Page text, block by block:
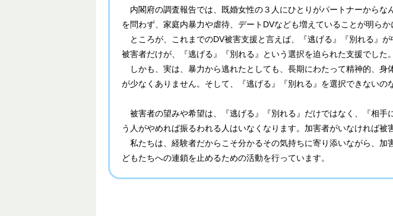
内閣府の調査報告では、既婚女性の３人にひとりがパートナーから
を問わず、家庭内暴力や虐待、デートDVなども増えていることが明ら
ところが、これまでのDV被害支援と言えば、『逃げる』『別れる』
被害者だけが、『逃げる』『別れる』という選択を迫られた支援でした。
しかも、実は、暴力から逃れたとしても、長期にわたって精神的、
が少なくありません。そして、『逃げる』『別れる』を選択できないの
被害者の望みや希望は、『逃げる』『別れる』だけではなく、『相
う人がやめれば振るわれる人はいなくなります。加害者がいなければ被
私たちは、経験者だからこそ分かるその気持ちに寄り添いながら、
どもたちへの連鎖を止めるための活動を行っています。